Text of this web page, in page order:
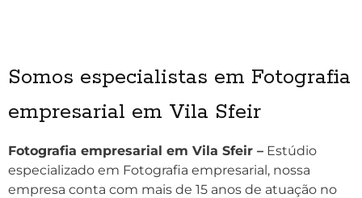
Somos especialistas em Fotografia
empresarial em Vila Sfeir
Fotografia empresarial em Vila Sfeir – Estúdio
especializado em Fotografia empresarial, nossa
empresa conta com mais de 15 anos de atuação no